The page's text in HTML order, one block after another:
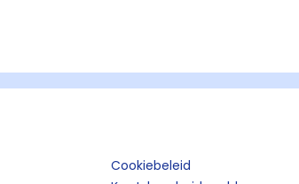
Cookiebeleid